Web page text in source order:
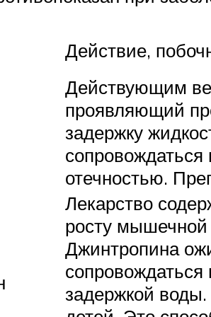
Действие,
Действующим
проявляющий
задержку
отечностью.
Лекарство
росту
Джинтропина
задержкой